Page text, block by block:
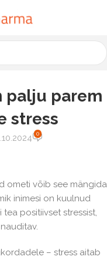
palju parem
stress
0
ometi võib see mängida
inimesi on kuulnud
positiivset stressist,
– stress aitab